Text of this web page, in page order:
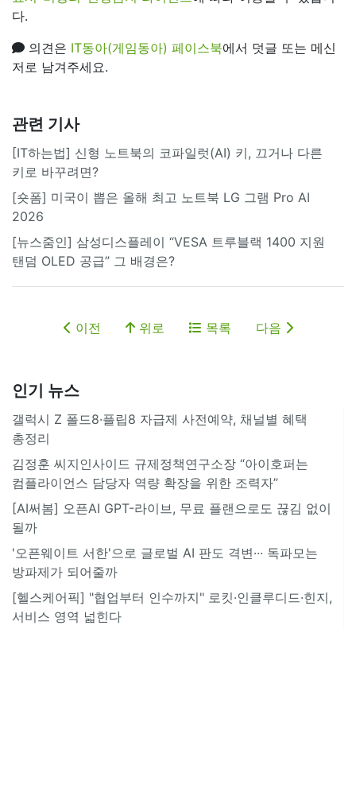
다.
의견은 IT동아(게임동아) 페이스북에서 덧글 또는 메신
저로 남겨주세요.
관련 기사
[IT하는법] 신형 노트북의 코파일럿(AI) 키, 끄거나 다른
키로 바꾸려면?
[숏폼] 미국이 뽑은 올해 최고 노트북 LG 그램 Pro AI
2026
[뉴스줌인] 삼성디스플레이 “VESA 트루블랙 1400 지원
탠덤 OLED 공급” 그 배경은?
이전 위로 목록 다음
인기 뉴스
갤럭시 Z 폴드8·플립8 자급제 사전예약, 채널별 혜택
총정리
김정훈 씨지인사이드 규제정책연구소장 “아이호퍼는
컴플라이언스 담당자 역량 확장을 위한 조력자”
[AI써봄] 오픈AI GPT-라이브, 무료 플랜으로도 끊김 없이
될까
'오픈웨이트 서한'으로 글로벌 AI 판도 격변··· 독파모는
방파제가 되어줄까
[헬스케어픽] "협업부터 인수까지" 로킷·인클루디드·힌지,
서비스 영역 넓힌다